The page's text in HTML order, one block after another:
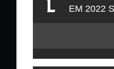
EM 2022